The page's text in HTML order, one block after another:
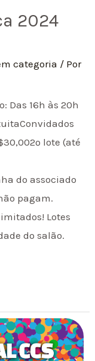
2024
categoria / Por
Das 16h às 20h
lote (até
do associado
pagam.
Lotes
do salão.